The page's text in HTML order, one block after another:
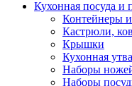
Кухонная посуда и
Контейнеры и
Кастрюли,
Крышки
Кухонная
Наборы
Наборы